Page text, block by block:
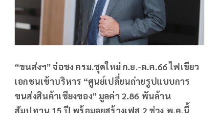
“ขนส่งฯ” จ่อชง ครม.ชุดใหม่ ก.ย.-ต.ค.66 ไฟเขียว
เอกชนเข้าบริหาร “ศูนย์เปลี่ยนถ่ายรูปแบบการ
ขนส่งสินค้าเชียงของ” มูลค่า 2.86 พันล้าน
สัมปทาน 15 ปี พร้อมลุยสร้างเฟส 2 ช่วง พ.ค.นี้